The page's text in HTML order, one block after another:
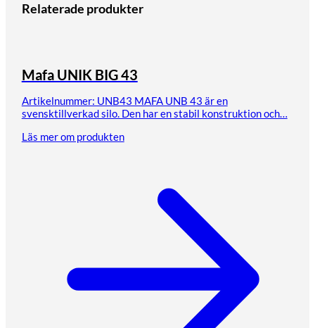
Relaterade produkter
Mafa UNIK BIG 43
Artikelnummer: UNB43 MAFA UNB 43 är en
svensktillverkad silo. Den har en stabil konstruktion och…
Läs mer om produkten